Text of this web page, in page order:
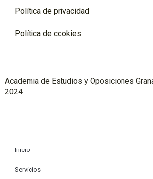
Política de privacidad
Política de cookies
Academia de Estudios y Oposiciones
2024
Inicio
Servicios